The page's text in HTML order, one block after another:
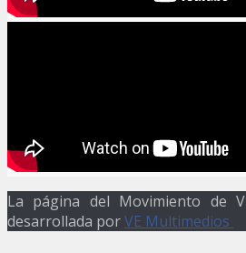
La página del Movimiento de
desarrollada porVE Multimedios